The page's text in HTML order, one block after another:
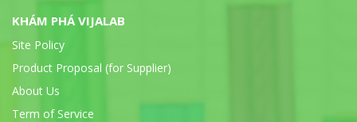
KHÁM PHÁ VIJALAB
Site Policy
Product Proposal (for Supplier)
About Us
Term of Service